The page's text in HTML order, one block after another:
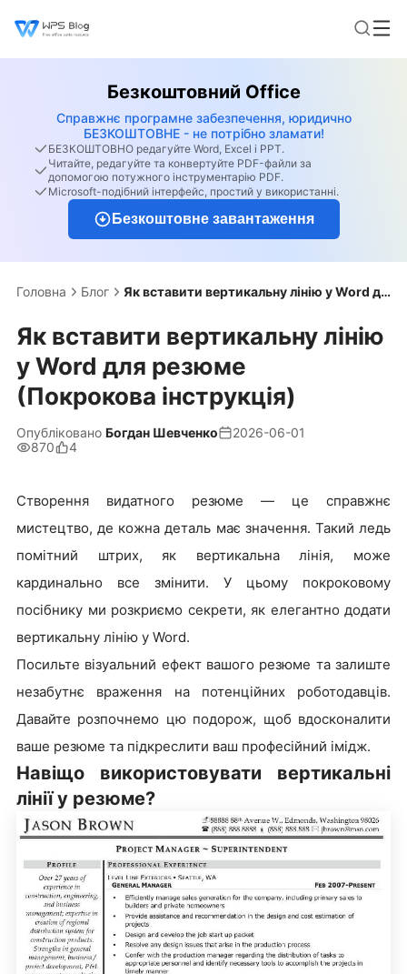
Безкоштовний Office
Справжнє програмне забезпечення, юридично
БЕЗКОШТОВНЕ - не потрібно зламати!
БЕЗКОШТОВНО редагуйте Word, Excel і PPT.
Читайте, редагуйте та конвертуйте PDF-файли за
допомогою потужного інструментарію PDF.
Microsoft-подібний інтерфейс, простий у використанні.
Безкоштовне завантаження
Головна Блог Як вставити вертикальну лінію у Word для резюме (Покрокова інструкція)
Як вставити вертикальну лінію
у Word для резюме
(Покрокова інструкція)
Опубліковано Богдан Шевченко
2026-06-01
870
4
Створення видатного резюме — це справжнє
мистецтво, де кожна деталь має значення. Такий ледь
помітний штрих, як вертикальна лінія, може
кардинально все змінити. У цьому покроковому
посібнику ми розкриємо секрети, як елегантно додати
вертикальну лінію у Word.
Посильте візуальний ефект вашого резюме та залиште
незабутнє враження на потенційних роботодавців.
Давайте розпочнемо цю подорож, щоб вдосконалити
ваше резюме та підкреслити ваш професійний імідж.
Навіщо використовувати вертикальні
лінії у резюме?